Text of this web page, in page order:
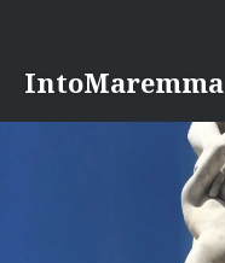
InhaltIntoMaremma